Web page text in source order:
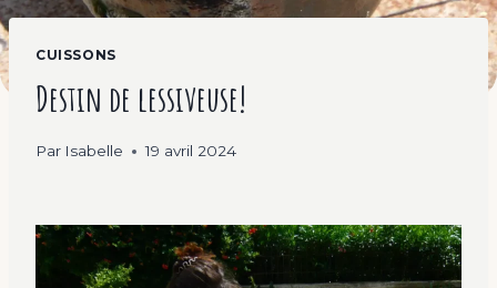
CUISSONS
Destin de lessiveuse!
Par Isabelle 19 avril 2024